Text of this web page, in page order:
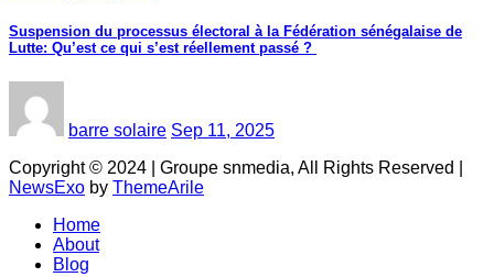
‎Suspension du processus électoral à la Fédération sénégalaise de
Lutte: Qu’est ce qui s’est réellement passé ? ‎‎
barre solaire Sep 11, 2025
Copyright © 2024 | Groupe snmedia, All Rights Reserved
NewsExo by ThemeArile
Home
About
Blog